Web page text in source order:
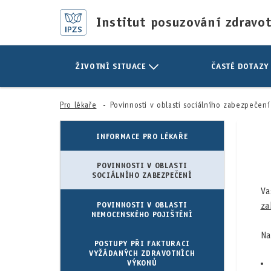
Institut posuzování
ŽIVOTNÍ SITUACE ČASTÉ DOTAZY
Pro lékaře Povinnosti v oblasti sociálního zabezpečení
INFORMACE PRO LÉKAŘE
POVINNOSTI V OBLASTI
SOCIÁLNÍHO ZABEZPEČENÍ
POVINNOSTI V OBLASTI
NEMOCENSKÉHO POJIŠTĚNÍ
POSTUPY PŘI FAKTURACI
VYŽÁDANÝCH ZDRAVOTNÍCH
VÝKONŮ